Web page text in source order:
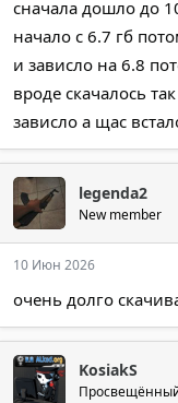
сначала дошло до
начало с 6.7 гб
и зависло на 6.8
вроде скачалось
зависло а щас
legenda2
New member
10 Июн 2026
очень долго
KosiakS